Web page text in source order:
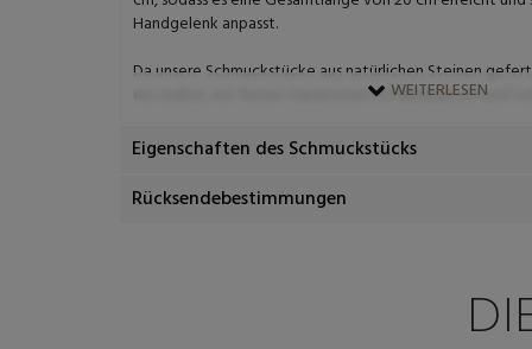
Handgelenk anpasst.
Da unsere Schmuckstücke aus natürlichen Steinen
ein Unikat, mit feinen Variationen in Farbnuancen und
WEITERLESEN
Eigenschaften des Schmuckstücks
Rücksendebestimmungen